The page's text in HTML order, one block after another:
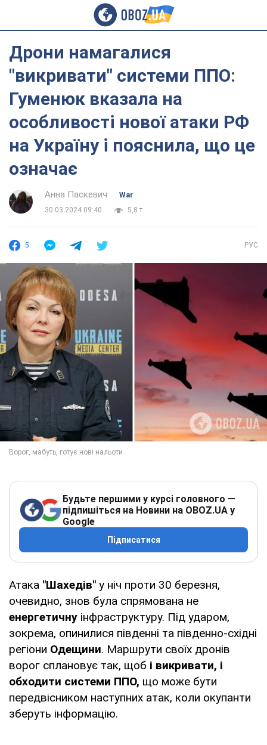
Дрони намагалися
"викривати" системи ППО:
Гуменюк вказала на
особливості нової атаки РФ
на Україну і пояснила, що це
означає
Анна Паскевич
War
30.03.2024 09:40
5,8 т.
5 РУС
Будьте першими у курсі головного —
підпишіться на Новини на OBOZ.UA у
Google
Підписатися
Атака "Шахедів" у ніч проти 30 березня,
очевидно, знов була спрямована не
енергетичну інфраструктуру. Під ударом,
зокрема, опинилися південні та південно-східні
регіони Одещини. Маршрути своїх дронів
ворог сплановує так, щоб і викривати, і
обходити системи ППО, що може бути
передвісником наступних атак, коли окупанти
зберуть інформацію.